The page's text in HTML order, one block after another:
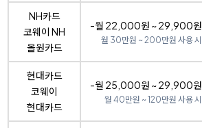
NH카드
코웨이 NH
올원카드
-월 22,000원 ~ 29,900원
월 30만원 ~ 200만원 사용 시
현대카드
코웨이
현대카드
-월 25,000원 ~ 29,900원
월 40만원 ~ 120만원 사용 시